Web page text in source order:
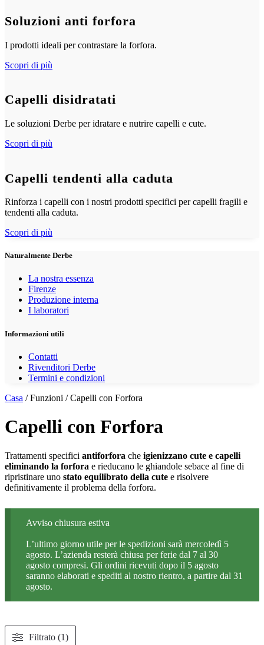
Soluzioni anti forfora
I prodotti ideali per contrastare la forfora.
Scopri di più
Capelli disidratati
Le soluzioni Derbe per idratare e nutrire capelli e cute.
Scopri di più
Capelli tendenti alla caduta
Rinforza i capelli con i nostri prodotti specifici per capelli fragili e
tendenti alla caduta.
Scopri di più
Naturalmente Derbe
La nostra essenza
Firenze
Produzione interna
I laboratori
Informazioni utili
Contatti
Rivenditori Derbe
Termini e condizioni
Casa / Funzioni / Capelli con Forfora
Capelli con Forfora
Trattamenti specifici antiforfora che igienizzano cute e capelli
eliminando la forfora e rieducano le ghiandole sebace al fine di
ripristinare uno stato equilibrato della cute e risolvere
definitivamente il problema della forfora.
Avviso chiusura estiva
L’ultimo giorno utile per le spedizioni sarà mercoledì 5
agosto. L’azienda resterà chiusa per ferie dal 7 al 30
agosto compresi. Gli ordini ricevuti dopo il 5 agosto
saranno elaborati e spediti al nostro rientro, a partire dal 31
agosto.
Filtrato (1)